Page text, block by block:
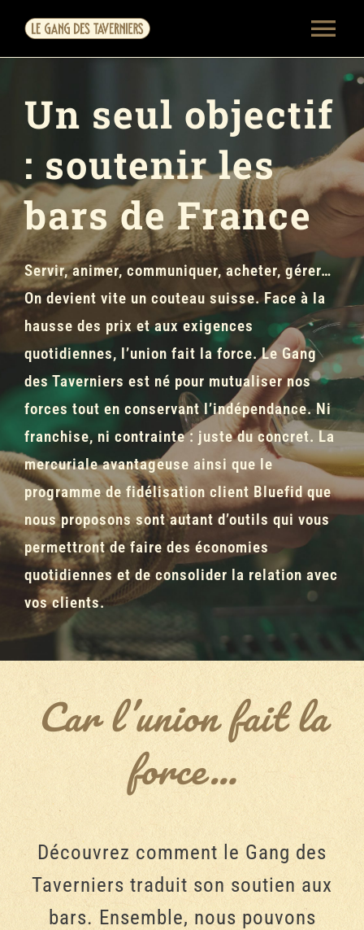
LA COMMUNICATION
LES PARTENAIRES
LA BRASSERIE
ACTUALITÉS & MEMBRES
TOUS LES TARIFS
Un seul objectif
: soutenir les
bars de France
Servir, animer, communiquer, acheter, gérer…
On devient vite un couteau suisse. Face à la
hausse des prix et aux exigences
quotidiennes, l’union fait la force. Le Gang
des Taverniers est né pour mutualiser nos
forces tout en conservant l’indépendance. Ni
franchise, ni contrainte : juste du concret. La
mercuriale avantageuse ainsi que le
programme de fidélisation client Bluefid que
nous proposons sont autant d’outils qui vous
permettront de faire des économies
quotidiennes et de consolider la relation avec
vos clients.
Car l’union fait la
force…
Découvrez comment le Gang des
Taverniers traduit son soutien aux
bars. Ensemble, nous pouvons